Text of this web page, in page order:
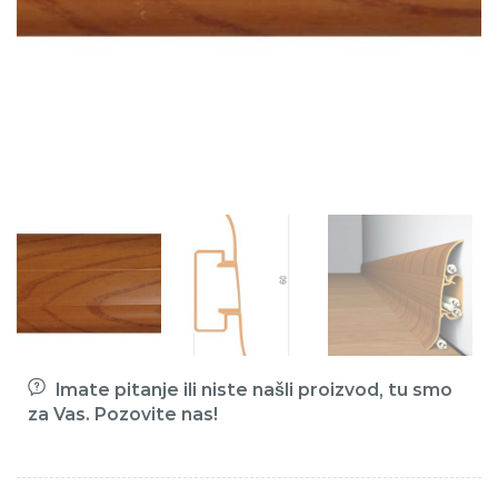
Imate pitanje ili niste našli proizvod, tu smo
za Vas. Pozovite nas!